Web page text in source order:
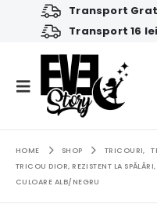
Transport
Transport 16 lei
HOME SHOP TRICOURI,
TRICOU DIOR, REZISTENT LA
CULOARE ALB/NEGRU